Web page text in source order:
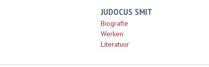
JUDOCUS SMIT
Biografie
Werken
Literatuur